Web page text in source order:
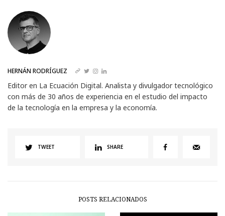
HERNÁN RODRÍGUEZ
Editor en La Ecuación Digital. Analista y divulgador tecnológico
con más de 30 años de experiencia en el estudio del impacto
de la tecnología en la empresa y la economía.
TWEET SHARE
POSTS RELACIONADOS